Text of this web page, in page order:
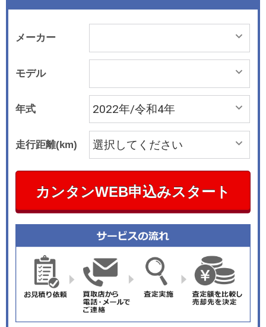
メーカー
モデル
年式
走行距離(km)
カンタンWEB申込みスタート